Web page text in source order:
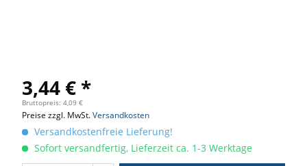
3,44 € *
Bruttopreis: 4,09 €
Preise zzgl. MwSt.Versandkosten
Versandkostenfreie Lieferung!
Sofort versandfertig, Lieferzeit ca. 1-3 Werktage